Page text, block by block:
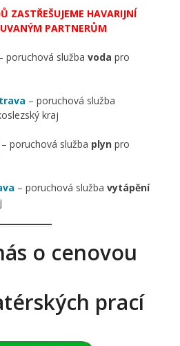
ZASTŘEŠUJEME HAVARIJNÍ
PARTNERŮM
poruchová služba voda pro
– poruchová služba
kraj
– poruchová služba plyn pro
– poruchová služba vytápění
o cenovou
prací